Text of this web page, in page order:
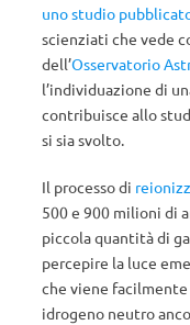
uno studio
scienziati che vede
dell’Osservatorio
l’individuazione di
contribuisce allo
si sia svolto.
Il processo di
500 e 900 milioni di
piccola quantità di
percepire la luce
che viene
idrogeno neutro